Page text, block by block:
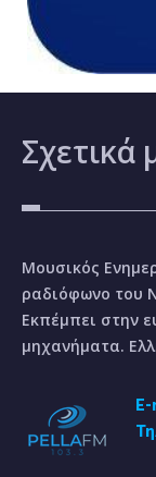
Σχετικά
Μουσικός
ραδιόφωνο του
Εκπέμπει στην
μηχανήματα.
E-